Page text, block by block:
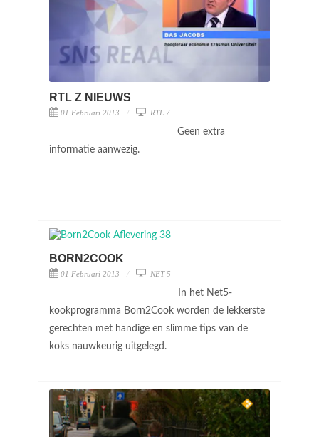
RTL Z NIEUWS
01 Februari 2013 RTL 7
Geen extra
informatie aanwezig.
BORN2COOK
01 Februari 2013 NET 5
In het Net5-
kookprogramma Born2Cook worden de lekkerste
gerechten met handige en slimme tips van de
koks nauwkeurig uitgelegd.